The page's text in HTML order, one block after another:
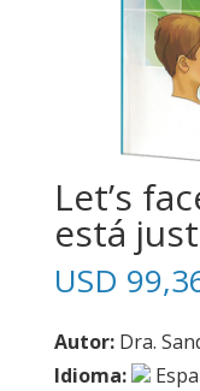
Let’s
está
USD
Autor:Dra.
Idioma: